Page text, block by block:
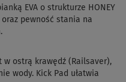
EVA o strukturze HONEY
oraz pewność stania na
w ostrą krawędź (Railsaver),
wody. Kick Pad ułatwia